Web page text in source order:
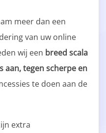
meer dan een
van uw online
wij een breed scala
aan, tegen scherpe en
te doen aan de
extra